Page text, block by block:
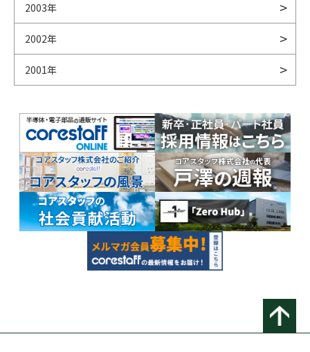
2003年
2002年
2001年